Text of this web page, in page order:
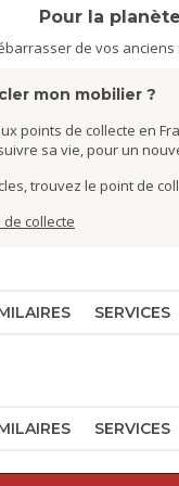
Pour la
de vos
mon mobilier ?
points de collecte en
sa vie, pour un
trouvez le point de
collecte
SERVICES
SERVICES